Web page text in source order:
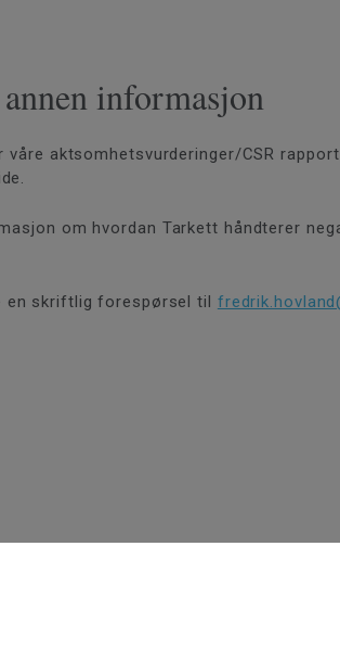
informasjon
aktsomhetsvurderinger/CSR
om hvordan Tarkett håndterer
en skriftlig forespørsel til